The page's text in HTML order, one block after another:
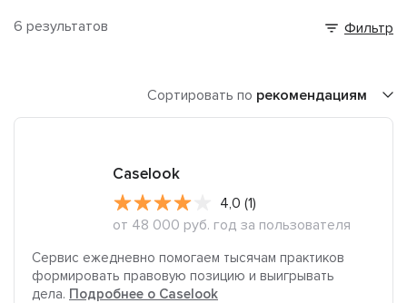
6 результатов Фильтр
Сортировать по рекомендациям
Caselook
4,0 (1)
от 48 000 руб. год за пользователя
Сервис ежедневно помогаем тысячам практиков
формировать правовую позицию и выигрывать
дела. Подробнее о Caselook